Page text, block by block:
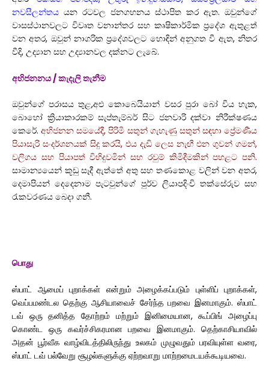
නවසීලන්තය යන රටවල ජනගහනය ස්ථාපිත කර ඇත. ඔවුන්ගේ
වාසස්ථානවලට විවෘත වනාන්තර සහ කෘෂිකාර්මික ප්‍රදේශ ඇතුළත්
වන අතර, ඔවුන් නාගරික ප්‍රදේශවලට හොඳින් අනුගත වී ඇත, නිතර
වීදි, උද්‍යාන සහ උද්‍යානවල දක්නට ලැබේ.
අභිජනනය / කැදැලි තැනීම
ඔවුන්ගේ පරාසය තුළ,අළු කොබෙයියාන් වසර පුරා බෝ විය හැක,
බොහෝ ක්‍රියාකාරකම් සැප්තැම්බර් සිට ජනවාරි දක්වා නිරීක්ෂණය
කෙරේ.අභිජනන සමයේදී, පිරිමි සතුන් ගැහැණු සතුන් සඳහා ප්‍රේමණීය
පියාසැරි සංදර්ශනයක් සිදු කරයි, එය දැඩි ලෙස නැඟී එන ගුවන් ගමන්,
වලිගය සහ පියාපත් විහිදුවමින් සහ රවුම් කිමිදීමකින් පහළට පනි.
සාමාන්‍යයෙන් කූඩු සෑදී ඇත්තේ අතු සහ තණකොළ වලින් වන අතර,
දෙමාපියන් දෙදෙනාම පැටවුන්ගේ පුර්ව ලියාපදිංචි තක්සේරුව සහ
රැකවරණය බෙදා ගනී.
பொது
ஸ்பாட் ஆமைப் புறாக்கள் என்றும் அழைக்கப்படும் புள்ளிப் புறாக்கள்,
வெப்பமண்டல தெற்கு ஆசியாவைச் சேர்ந்த பறவை இனமாகும். ஸ்பாட்
டவ் ஒரு தனித்த தோற்றம் மற்றும் இனிமையான, கூப்பிங் அழைப்பு
கொண்ட ஒரு கவர்ச்சிகரமான பறவை இனமாகும். தெற்காசியாவில்
அதன் பூர்வீக வாழ்விடத்திலிருந்து உலகம் முழுவதும் பரவியுள்ள வரை,
ஸ்பாட் டவ் பல்வேறு சூழல்களுக்கு ஏற்றவாறு மாற்றமைடயக்கூடியவை.